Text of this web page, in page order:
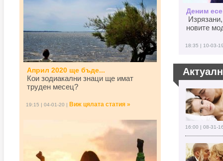
Април 2020 ще бъде...
Кои зодиакални знаци ще имат
труден месец?
19:15 | 04-01-20 | Виж цялата статия »
Деним
новите
18:35 | 10-03-
16:00 | 08-31-